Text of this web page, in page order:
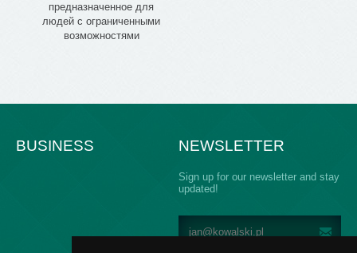
предназначенное для
людей с ограниченными
возможностями
BUSINESS NEWSLETTER
Sign up for our newsletter and stay
updated!